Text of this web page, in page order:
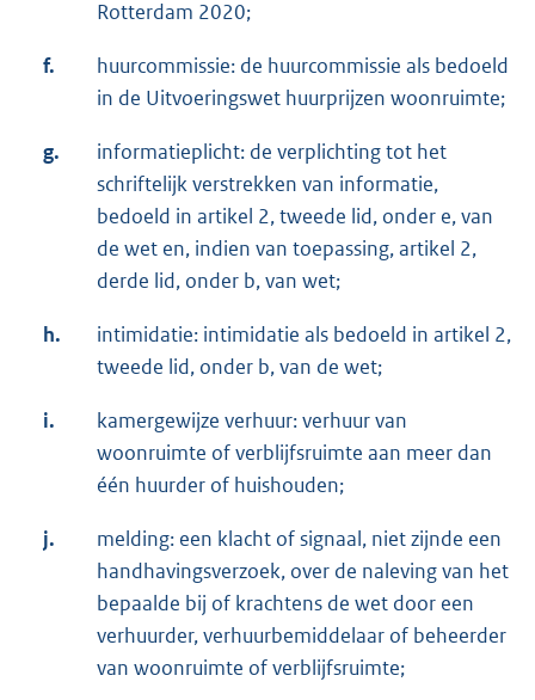
Rotterdam 2020;
f.
huurcommissie: de huurcommissie als bedoeld
in de Uitvoeringswet huurprijzen woonruimte;
g.
informatieplicht: de verplichting tot het
schriftelijk verstrekken van informatie,
bedoeld in artikel 2, tweede lid, onder e, van
de wet en, indien van toepassing, artikel 2,
derde lid, onder b, van wet;
h.
intimidatie: intimidatie als bedoeld in artikel 2,
tweede lid, onder b, van de wet;
i.
kamergewijze verhuur: verhuur van
woonruimte of verblijfsruimte aan meer dan
één huurder of huishouden;
j.
melding: een klacht of signaal, niet zijnde een
handhavingsverzoek, over de naleving van het
bepaalde bij of krachtens de wet door een
verhuurder, verhuurbemiddelaar of beheerder
van woonruimte of verblijfsruimte;